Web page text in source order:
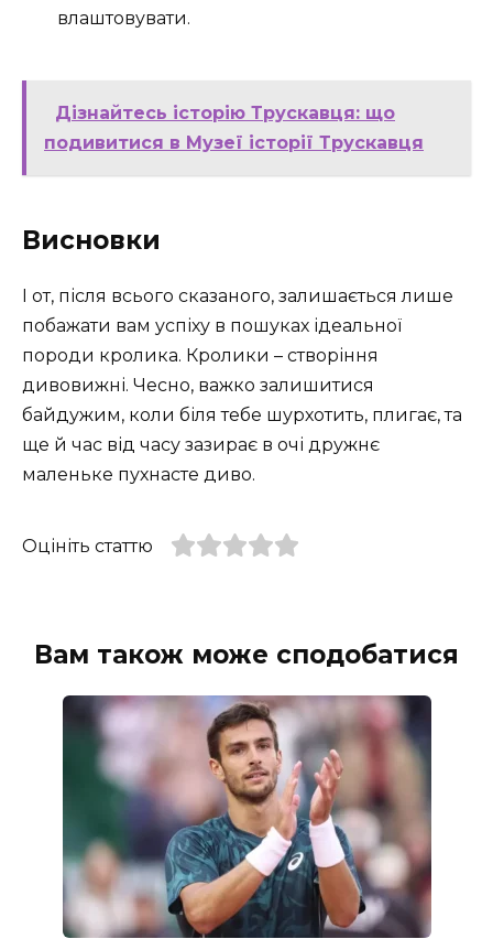
влаштовувати.
Дізнайтесь історію Трускавця: що
подивитися в Музеї історії Трускавця
Висновки
І от, після всього сказаного, залишається лише
побажати вам успіху в пошуках ідеальної
породи кролика. Кролики – створіння
дивовижні. Чесно, важко залишитися
байдужим, коли біля тебе шурхотить, плигає, та
ще й час від часу зазирає в очі дружнє
маленьке пухнасте диво.
Оцініть статтю
Вам також може сподобатися